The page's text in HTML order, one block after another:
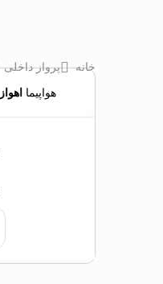
خانه پرواز داخلی
هواپیما اهواز